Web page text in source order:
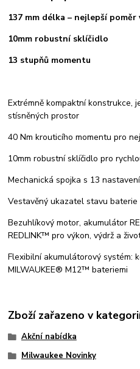
137 mm délka – nejlepší
10mm robustní sklíčidlo
13 stupňů momentu
Extrémně kompaktní konstrukce,
stísněných prostor
40 Nm krouticího momentu pro
10mm robustní sklíčidlo pro
Mechanická spojka s 13
Vestavěný ukazatel stavu baterie
Bezuhlíkový motor, akumulátor
REDLINK™ pro výkon, výdrž a
Flexibilní akumulátorový systém:
MILWAUKEE® M12™ bateriemi
Zboží zařazeno v
Akční nabídka
Milwaukee Novinky